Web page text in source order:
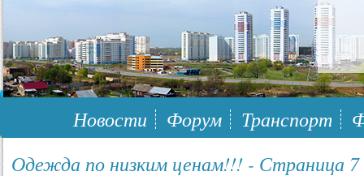
117148, г.Москва, ЮЗАО, муниципальный район Южное Бутово
Новости Форум Транспорт
Одежда по низким ценам!!! - Страница